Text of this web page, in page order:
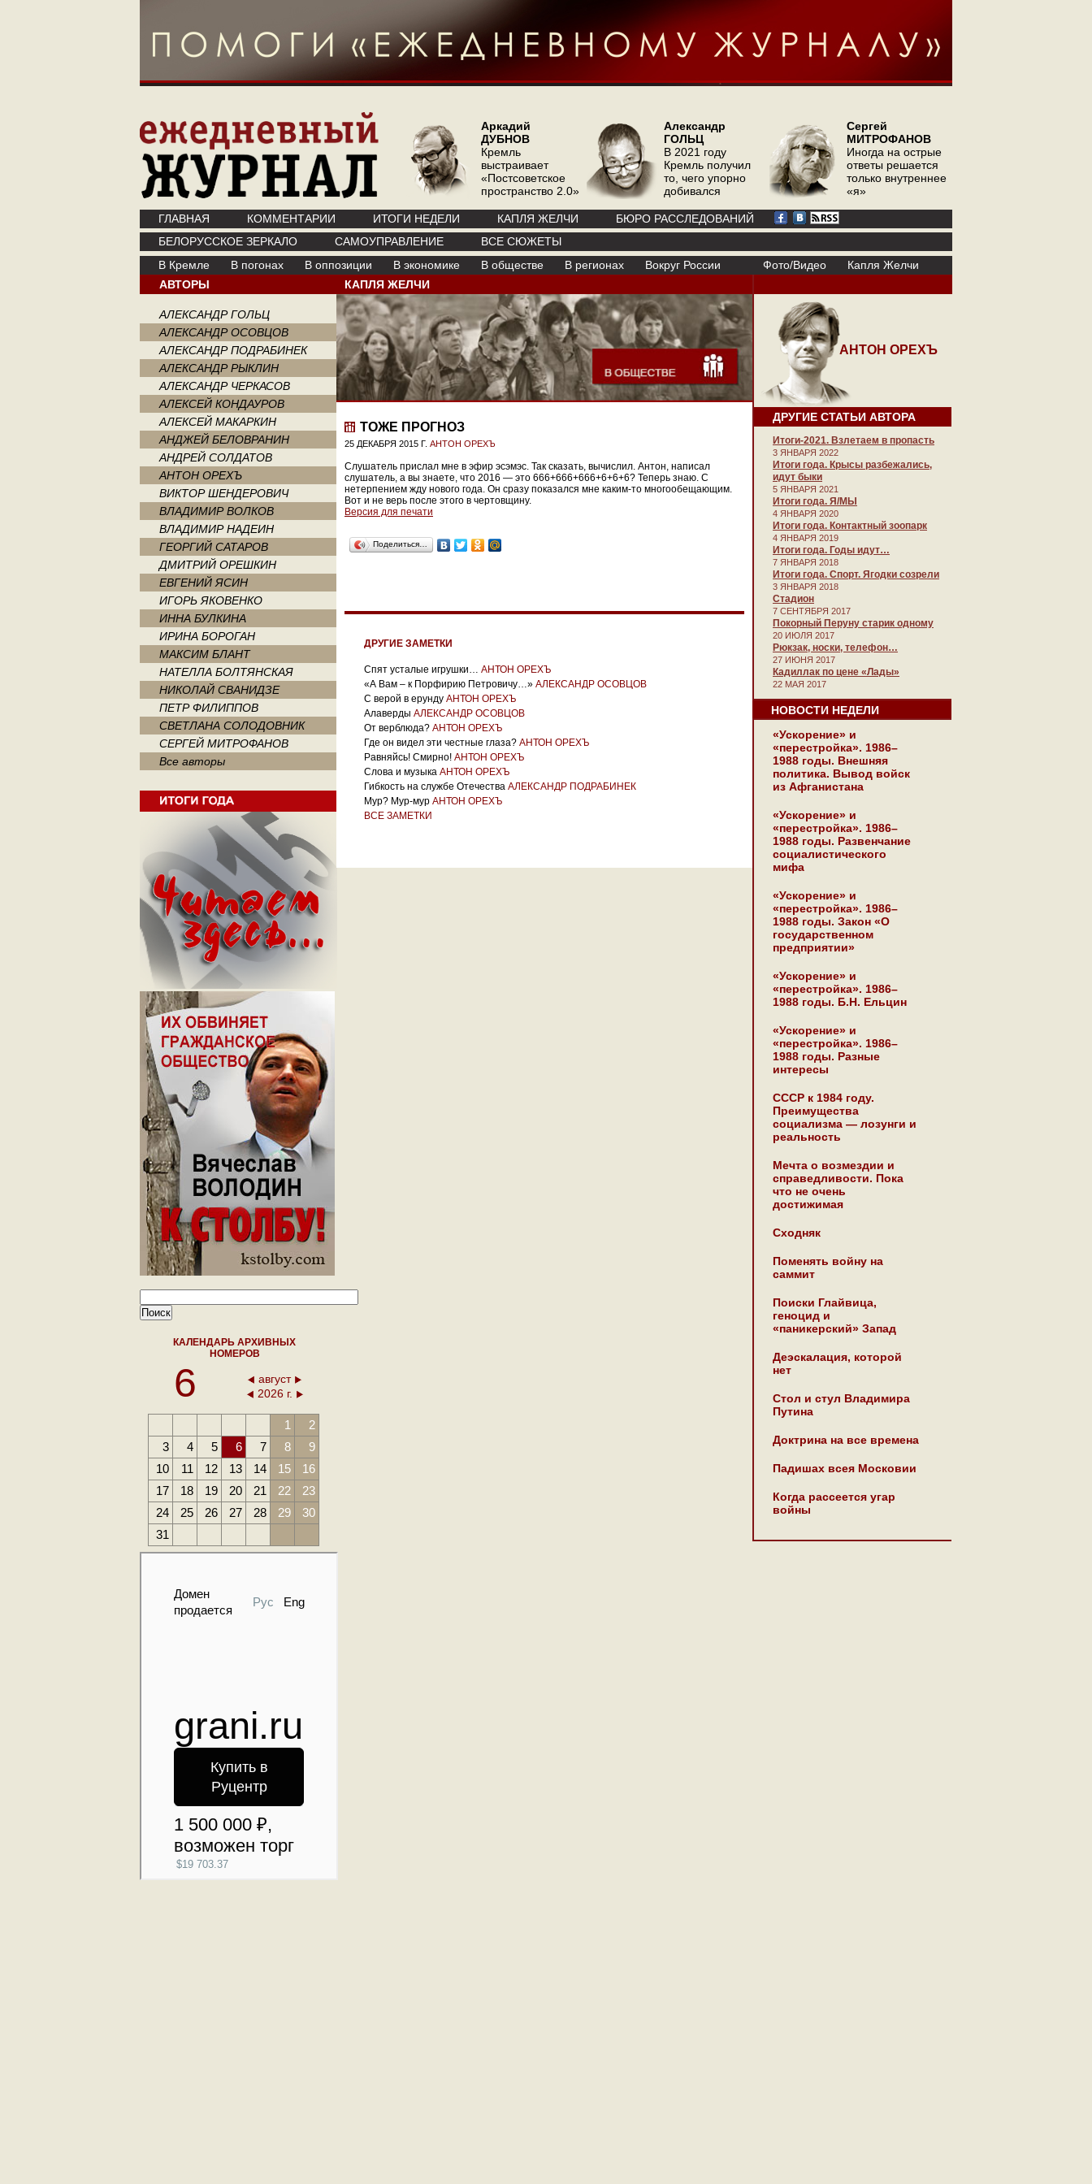
Аркадий
ДУБНОВ
Кремль
выстраивает
«Постсоветское
пространство 2.0»
Александр
ГОЛЬЦ
В 2021 году
Кремль получил
то, чего упорно
добивался
Сергей
МИТРОФАНОВ
Иногда на острые
ответы решается
только внутреннее
«я»
ГЛАВНАЯ КОММЕНТАРИИ ИТОГИ НЕДЕЛИ КАПЛЯ ЖЕЛЧИ
БЮРО РАССЛЕДОВАНИЙ
БЕЛОРУССКОЕ ЗЕРКАЛО
САМОУПРАВЛЕНИЕ
ВСЕ СЮЖЕТЫ
В Кремле
В погонах В оппозиции В экономике В обществе В регионах Вокруг России Фото/Видео
Капля Желчи
АВТОРЫ
АЛЕКСАНДР ГОЛЬЦ
АЛЕКСАНДР ОСОВЦОВ
АЛЕКСАНДР ПОДРАБИНЕК
АЛЕКСАНДР РЫКЛИН
АЛЕКСАНДР ЧЕРКАСОВ
АЛЕКСЕЙ КОНДАУРОВ
АЛЕКСЕЙ МАКАРКИН
АНДЖЕЙ БЕЛОВРАНИН
АНДРЕЙ СОЛДАТОВ
АНТОН ОРЕХЪ
ВИКТОР ШЕНДЕРОВИЧ
ВЛАДИМИР ВОЛКОВ
ВЛАДИМИР НАДЕИН
ГЕОРГИЙ САТАРОВ
ДМИТРИЙ ОРЕШКИН
ЕВГЕНИЙ ЯСИН
ИГОРЬ ЯКОВЕНКО
ИННА БУЛКИНА
ИРИНА БОРОГАН
МАКСИМ БЛАНТ
НАТЕЛЛА БОЛТЯНСКАЯ
НИКОЛАЙ СВАНИДЗЕ
ПЕТР ФИЛИППОВ
СВЕТЛАНА СОЛОДОВНИК
СЕРГЕЙ МИТРОФАНОВ
Все авторы
КАЛЕНДАРЬ АРХИВНЫХ
НОМЕРОВ
6
август
2026 г.
1
2
3
4 5 6 7 8
9
10
11 12 13 14 15
16
17
18 19 20 21 22
23
24
25 26 27 28 29
30
31
КАПЛЯ ЖЕЛЧИ
ТОЖЕ ПРОГНОЗ
25 ДЕКАБРЯ 2015 Г. АНТОН ОРЕХЪ
Слушатель прислал мне в эфир эсэмэс. Так сказать, вычислил. Антон, написал
слушатель, а вы знаете, что 2016 — это 666+666+666+6+6+6? Теперь знаю. С
нетерпением жду нового года. Он сразу показался мне каким-то многообещающим.
Вот и не верь после этого в чертовщину.
Версия для печати
Поделиться…
ДРУГИЕ ЗАМЕТКИ
Спят усталые игрушки… АНТОН ОРЕХЪ
«А Вам – к Порфирию Петровичу…» АЛЕКСАНДР ОСОВЦОВ
С верой в ерунду АНТОН ОРЕХЪ
Алаверды АЛЕКСАНДР ОСОВЦОВ
От верблюда? АНТОН ОРЕХЪ
Где он видел эти честные глаза? АНТОН ОРЕХЪ
Равняйсь! Смирно! АНТОН ОРЕХЪ
Слова и музыка АНТОН ОРЕХЪ
Гибкость на службе Отечества АЛЕКСАНДР ПОДРАБИНЕК
Мур? Мур-мур АНТОН ОРЕХЪ
ВСЕ ЗАМЕТКИ
АНТОН ОРЕХЪ
ДРУГИЕ СТАТЬИ АВТОРА
Итоги-2021. Взлетаем в пропасть
3 ЯНВАРЯ 2022
Итоги года. Крысы разбежались,
идут быки
5 ЯНВАРЯ 2021
Итоги года. Я/МЫ
4 ЯНВАРЯ 2020
Итоги года. Контактный зоопарк
4 ЯНВАРЯ 2019
Итоги года. Годы идут…
7 ЯНВАРЯ 2018
Итоги года. Спорт. Ягодки созрели
3 ЯНВАРЯ 2018
Стадион
7 СЕНТЯБРЯ 2017
Покорный Перуну старик одному
20 ИЮЛЯ 2017
Рюкзак, носки, телефон…
27 ИЮНЯ 2017
Кадиллак по цене «Лады»
22 МАЯ 2017
НОВОСТИ НЕДЕЛИ
«Ускорение» и
«перестройка». 1986–
1988 годы. Внешняя
политика. Вывод войск
из Афганистана
«Ускорение» и
«перестройка». 1986–
1988 годы. Развенчание
социалистического
мифа
«Ускорение» и
«перестройка». 1986–
1988 годы. Закон «О
государственном
предприятии»
«Ускорение» и
«перестройка». 1986–
1988 годы. Б.Н. Ельцин
«Ускорение» и
«перестройка». 1986–
1988 годы. Разные
интересы
СССР к 1984 году.
Преимущества
социализма — лозунги и
реальность
Мечта о возмездии и
справедливости. Пока
что не очень
достижимая
Сходняк
Поменять войну на
саммит
Поиски Глайвица,
геноцид и
«паникерский» Запад
Деэскалация, которой
нет
Стол и стул Владимира
Путина
Доктрина на все времена
Падишах всея Московии
Когда рассеется угар
войны